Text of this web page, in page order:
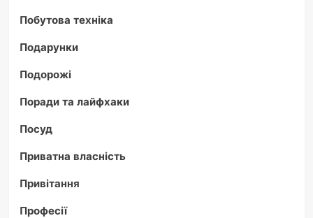
Побутова техніка
Подарунки
Подорожі
Поради та лайфхаки
Посуд
Приватна власність
Привітання
Професії